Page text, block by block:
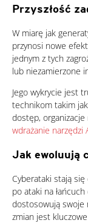
Przyszłość
W miarę jak
przynosi nowe
jednym z tych
lub niezamierzone
Jego wykrycie jest
technikom takim
dostęp, organizacje
wdrażanie narzędzi
Jak ewoluują
Cyberataki stają
po ataki na
dostosowują swoje
zmian jest